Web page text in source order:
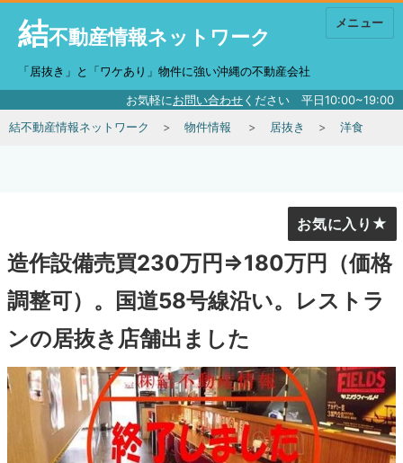
結不動産情報ネットワーク
「居抜き」と「ワケあり」物件に強い沖縄の不動産会社
お気軽にお問い合わせください 平日10:00~19:00
メニュー
結不動産情報ネットワーク 物件情報 居抜き 洋食
造作設備売買230万円⇒180万円（価格
調整可）。国道58号線沿い。レストラ
ンの居抜き店舗出ました
お気に入り